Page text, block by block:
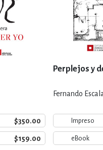
$350.00
$159.00
Perplejos y
Fernando
Impreso
eBook